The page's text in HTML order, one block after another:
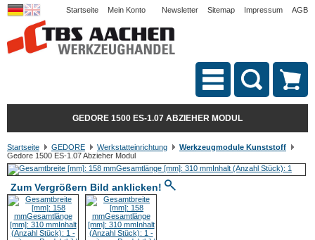
Startseite Mein Konto Newsletter Sitemap Impressum AGB
GEDORE 1500 ES-1.07 ABZIEHER MODUL
Startseite GEDORE Werkstatteinrichtung
Werkzeugmodule Kunststoff
Gedore 1500 ES-1.07 Abzieher Modul
Zum Vergrößern Bild anklicken!